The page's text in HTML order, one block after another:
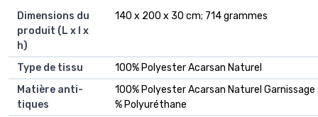
Dimensions du
produit (L x l x
h)
‎140 x 200 x 30 cm; 714 grammes
Type de tissu
‎100% Polyester Acarsan Naturel
Matière anti-
tiques
‎100% Polyester Acarsan Naturel Garnissage
% Polyuréthane